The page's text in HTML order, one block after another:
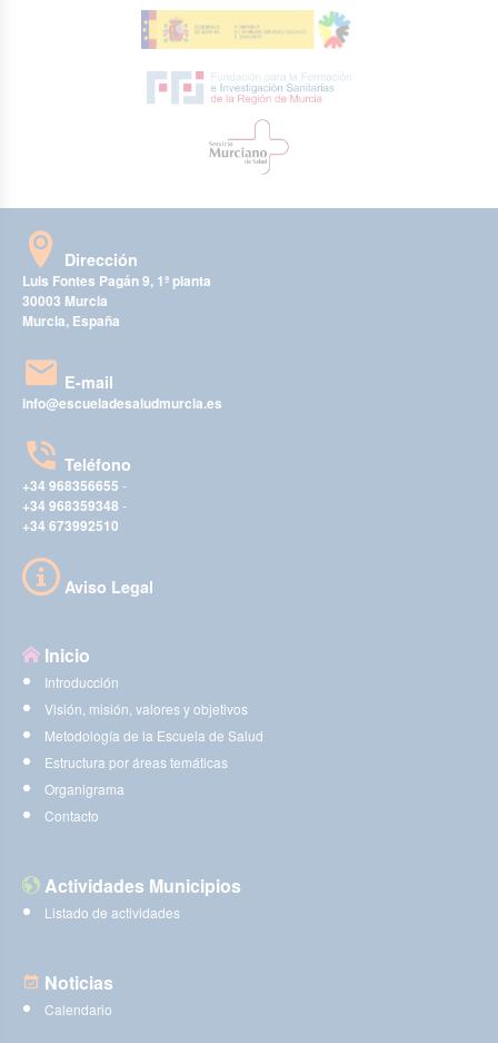
Dirección
Luis Fontes Pagán 9, 1ª planta
30003 Murcia
Murcia, España
E-mail
info@escueladesaludmurcia.es
Teléfono
+34 968356655 -
+34 968359348 -
+34 673992510
Aviso Legal
Inicio
Introducción
Visión, misión, valores y objetivos
Metodología de la Escuela de Salud
Estructura por áreas temáticas
Organigrama
Contacto
Actividades Municipios
Listado de actividades
Noticias
Calendario